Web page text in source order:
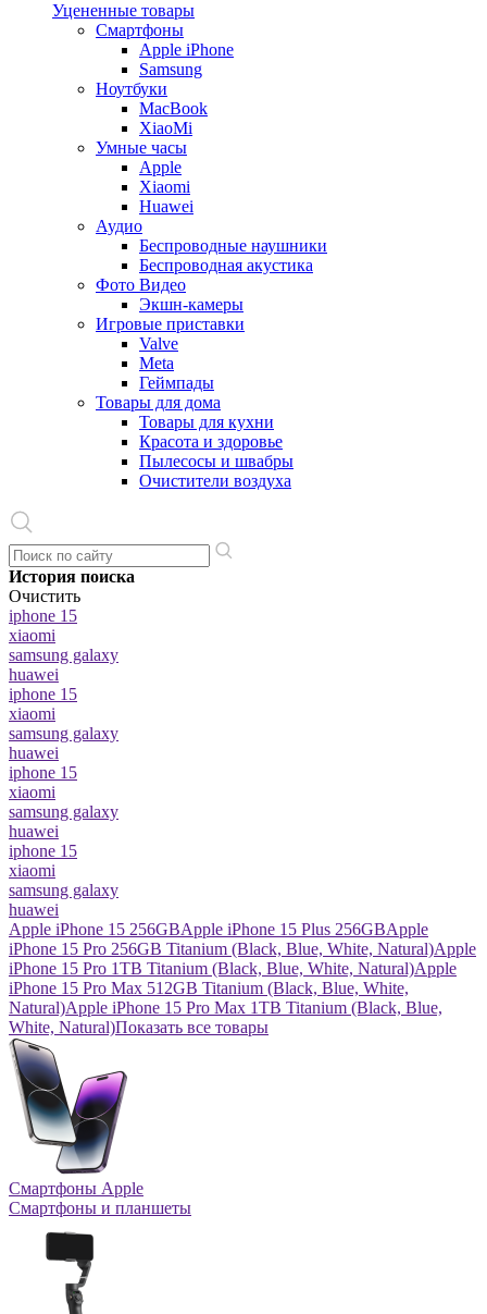
Уцененные товары
Cмартфоны
Apple iPhone
Samsung
Ноутбуки
MacBook
XiaoMi
Умные часы
Apple
Xiaomi
Huawei
Аудио
Беспроводные наушники
Беспроводная акустика
Фото Видео
Экшн-камеры
Игровые приставки
Valve
Meta
Геймпады
Товары для дома
Товары для кухни
Красота и здоровье
Пылесосы и швабры
Очистители воздуха
История поиска
Очистить
iphone 15
xiaomi
samsung galaxy
huawei
iphone 15
xiaomi
samsung galaxy
huawei
iphone 15
xiaomi
samsung galaxy
huawei
iphone 15
xiaomi
samsung galaxy
huawei
Apple iPhone 15 256GBApple iPhone 15 Plus 256GBApple
iPhone 15 Pro 256GB Titanium (Black, Blue, White, Natural)Apple
iPhone 15 Pro 1TB Titanium (Black, Blue, White, Natural)Apple
iPhone 15 Pro Max 512GB Titanium (Black, Blue, White,
Natural)Apple iPhone 15 Pro Max 1TB Titanium (Black, Blue,
White, Natural)Показать все товары
Смартфоны Apple
Смартфоны и планшеты